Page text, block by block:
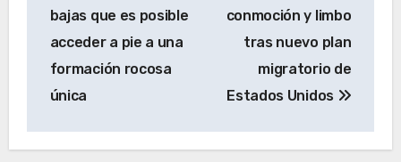
entradas
bajas que es posible
acceder a pie a una
formación rocosa
única
conmoción y limbo
tras nuevo plan
migratorio de
Estados Unidos